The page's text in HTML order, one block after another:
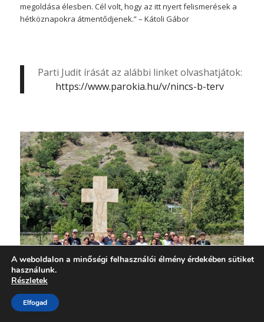
megoldása élesben. Cél volt, hogy az itt nyert felismerések a
hétköznapokra átmentődjenek.” – Kátoli Gábor
Parti Judit írását az alábbi linket olvashatjátok:
https://www.parokia.hu/v/nincs-b-terv
A weboldalon a minőségi felhasználói élmény érdekében sütiket
használunk.
Részletek
Elfogad